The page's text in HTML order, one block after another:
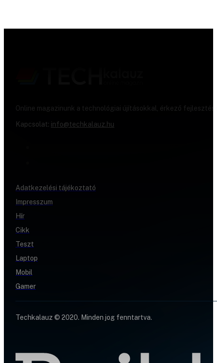
Online magazinunk a technológiai újításokkal, érkező
Kapcsolat: info@techkalauz.hu
Adatkezelési tájékoztató
Impresszum
Hír
Cikk
Teszt
Laptop
Mobil
Gamer
Techkalauz © 2020. Minden jog fenntartva.